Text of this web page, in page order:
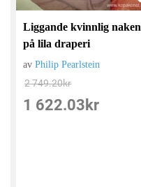
Liggande kvinnlig naken
på lila draperi
avPhilip Pearlstein
2 749.20kr
1 622.03 kr